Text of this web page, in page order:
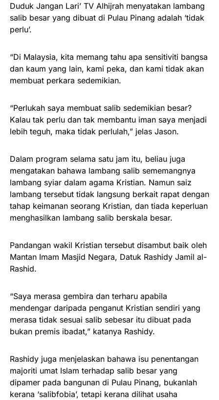
Duduk Jangan Lari’ TV Alhijrah menyatakan lambang
salib besar yang dibuat di Pulau Pinang adalah ‘tidak
perlu’.
“Di Malaysia, kita memang tahu apa sensitiviti bangsa
dan kaum yang lain, kami peka, dan kami tidak akan
membuat perkara sedemikian.
“Perlukah saya membuat salib sedemikian besar?
Kalau tak perlu dan tak membantu iman saya menjadi
lebih teguh, maka tidak perlulah,” jelas Jason.
Dalam program selama satu jam itu, beliau juga
mengatakan bahawa lambang salib sememangnya
lambang syiar dalam agama Kristian. Namun saiz
lambang tersebut tidak langsung berkait rapat dengan
tahap keimanan seorang Kristian, dan tiada keperluan
menghasilkan lambang salib berskala besar.
Pandangan wakil Kristian tersebut disambut baik oleh
Mantan Imam Masjid Negara, Datuk Rashidy Jamil al-
Rashid.
“Saya merasa gembira dan terharu apabila
mendengar daripada penganut Kristian sendiri yang
merasa tidak sesuai salib sebesar itu dibuat pada
bukan premis ibadat,” katanya Rashidy.
Rashidy juga menjelaskan bahawa isu penentangan
majoriti umat Islam terhadap salib besar yang
dipamer pada bangunan di Pulau Pinang, bukanlah
kerana ‘salibfobia’, tetapi kerana dilihat usaha